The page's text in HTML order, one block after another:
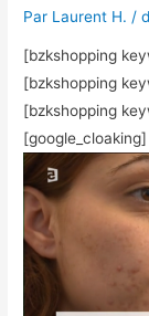
Par Laurent H. /
[bzkshopping
[bzkshopping
[bzkshopping
[google_cloaking]